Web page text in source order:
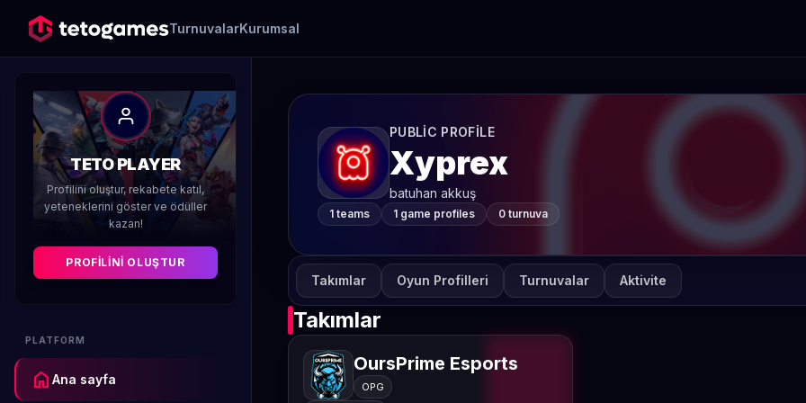
TurnuvalarKurumsal
TETO PLAYER
Profilini oluştur, rekabete katıl,
yeteneklerini göster ve ödüller
kazan!
PROFILINI OLUŞTUR
PLATFORM
home Ana sayfa
PUBLIC PROFILE
Xyprex
batuhan akkuş
1 teams 1 game profiles 0 turnuva
Takımlar Oyun Profilleri Turnuvalar Aktivite
Takımlar
OursPrime Esports
OPG